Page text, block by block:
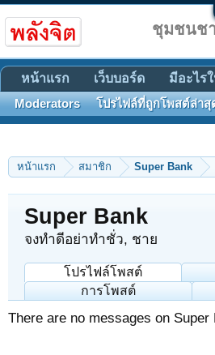
หน้าแรก สมาชิก Super Bank
Super Bank
จงทำดีอย่าทำชั่ว, ชาย
โปรไฟล์โพสต์
การโพสต์
There are no messages on
ชุมชนช
หน้าแรก เว็บบอร์ด มีอะไร
Moderators โปรไฟล์ที่ถูกโพสต์ล่าสุ